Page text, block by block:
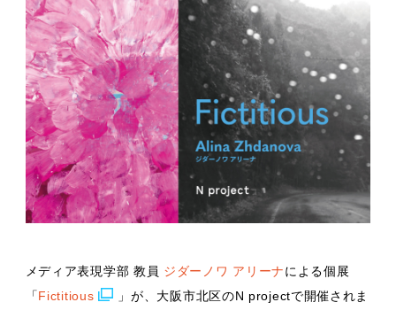
メディア表現学部 教員 ジダーノワ アリーナによる個展
「Fictitious
」が、大阪市北区のN projectで開催されま